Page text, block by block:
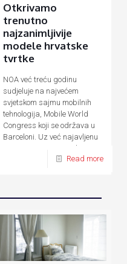
Otkrivamo
trenutno
najzanimljivije
modele hrvatske
tvrtke
NOA već treću godinu
sudjeluje na najvećem
svjetskom sajmu mobilnih
tehnologija, Mobile World
Congress koji se održava u
Barceloni. Uz već najavljenu
novu F seriju pametnih
uređaja temeljenu na AI[…]
Read more